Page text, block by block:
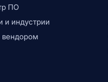
ПО
и индустрии
вендором